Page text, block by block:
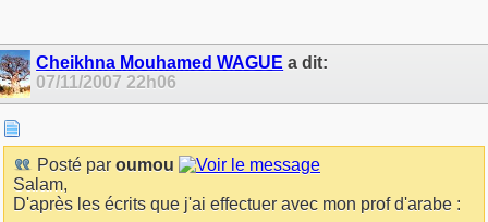
Cheikhna Mouhamed WAGUE a dit:
07/11/200722h06
Posté par oumou
Salam,
D'après les écrits que j'ai effectuer avec mon prof d'arabe :